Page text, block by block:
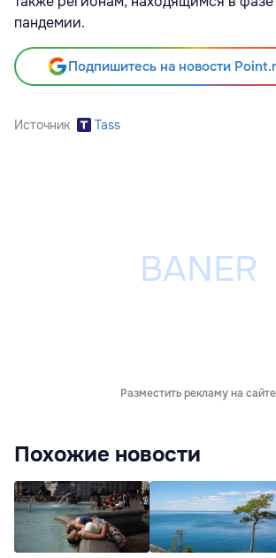
пандемии.
Подпишитесь на новости
Источник Tass
Разместить рекламу на сайте
Похожие новости